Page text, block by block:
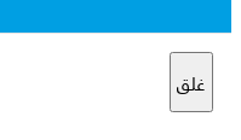
غلق